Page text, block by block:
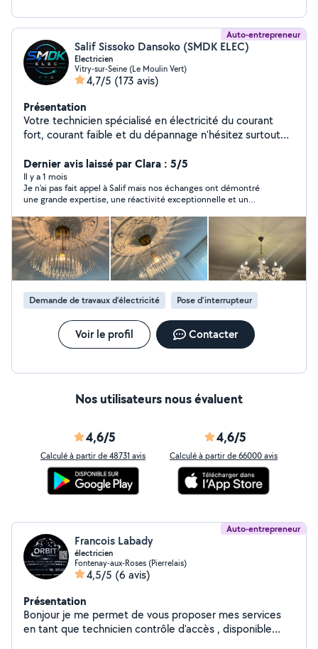
de vous accompagner Arthur Monteiro
Auto-entrepreneur
Salif Sissoko Dansoko (SMDK ELEC)
Electricien
Vitry-sur-Seine (Le Moulin Vert)
4,7/5 (173 avis)
Présentation
Votre technicien spécialisé en électricité du courant
fort, courant faible et du dépannage n'hésitez surtout
vos attentes. Cordialement
Dernier avis laissé par Clara : 5/5
Il y a 1 mois
Je n'ai pas fait appel à Salif mais nos échanges ont démontré
une grande expertise, une réactivité exceptionnelle et un
Salif à tout le monde. Et je ferai appel à lui si besoin.
Demande de travaux d’électricité Pose d'interrupteur
Voir le profil Contacter
Nos utilisateurs nous évaluent
4,6/5
Calculé à partir de 48731 avis
4,6/5
Calculé à partir de 66000 avis
Auto-entrepreneur
Francois Labady
électricien
Fontenay-aux-Roses (Pierrelais)
4,5/5 (6 avis)
Présentation
Bonjour je me permet de vous proposer mes services
en tant que technicien contrôle d'accès , disponible